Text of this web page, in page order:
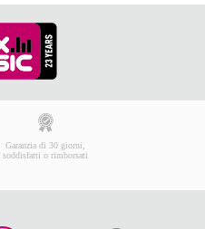
Garanzia di 30 giorni,
soddisfatti o rimborsati